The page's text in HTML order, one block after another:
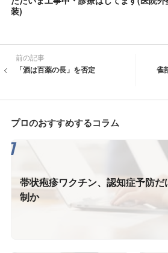
装)
前の記事
「酒は百薬の長」を否定
雀
プロのおすすめするコラム
帯状疱疹ワクチン、認知症予防
制か